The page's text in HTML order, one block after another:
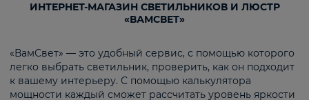
ИНТЕРНЕТ-МАГАЗИН СВЕТИЛЬНИКОВ И ЛЮСТР
«ВАМСВЕТ»
«ВамСвет» — это удобный сервис, с помощью которого
легко выбрать светильник, проверить, как он подходит
к вашему интерьеру. С помощью калькулятора
мощности каждый сможет рассчитать уровень яркости